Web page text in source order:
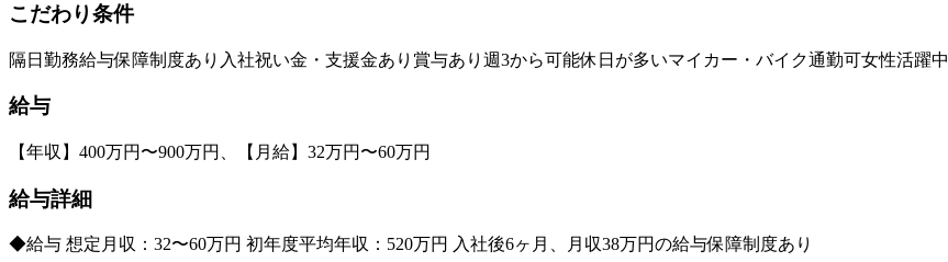
こだわり条件
隔日勤務給与保障制度あり 入社祝い金・支援金あり 賞与あり 週3から可能休日が多いマイカー・バイク通勤可女性活躍中
給与
【年収】400万円〜900万円、【月給】32万円〜60万円
給与詳細
◆給与 想定月収：32〜60万円 初年度平均年収：520万円 入社後6ヶ月、月収38万円の給与保障制度あり